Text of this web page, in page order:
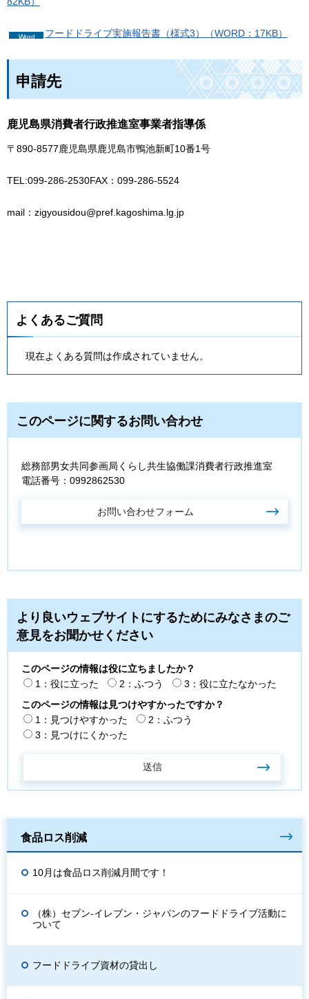
フードドライブ実施報告書（様式3）（WORD：17KB）
申請先
鹿児島県消費者行政推進室事業者指導係
〒890-8577鹿児島県鹿児島市鴨池新町10番1号
TEL:099-286-2530FAX：099-286-5524
mail：zigyousidou@pref.kagoshima.lg.jp
よくあるご質問
現在よくある質問は作成されていません。
このページに関するお問い合わせ
総務部男女共同参画局くらし共生協働課消費者行政推進室
電話番号：0992862530
より良いウェブサイトにするためにみなさまのご
意見をお聞かせください
このページの情報は役に立ちましたか？
1：役に立った
2：ふつう
3：役に立たなかった
このページの情報は見つけやすかったですか？
1：見つけやすかった
2：ふつう
3：見つけにくかった
食品ロス削減
10月は食品ロス削減月間です！
（株）セブン-イレブン・ジャパンのフードドライブ活動に
ついて
フードドライブ資材の貸出し